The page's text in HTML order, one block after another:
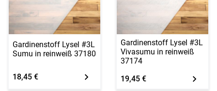
Gardinenstoff Lysel #3L
Sumu in reinweiß 37180
18,45 €
Gardinenstoff Lysel #3L
Vivasumu in reinweiß
37174
19,45 €